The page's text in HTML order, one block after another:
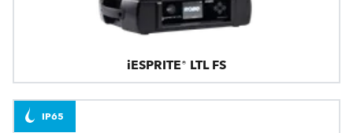
iESPRITE® LTL FS
IP65